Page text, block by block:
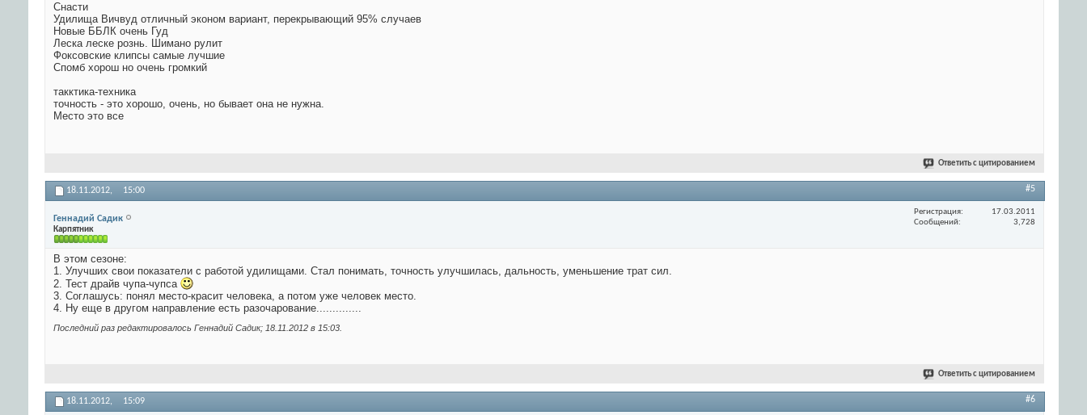
Снасти
Удилища Вичвуд отличный эконом вариант, перекрывающий 95% случаев
Новые ББЛК очень Гуд
Леска леске рознь. Шимано рулит
Фоксовские клипсы самые лучшие
Спомб хорош но очень громкий
такктика-техника
точность - это хорошо, очень, но бывает она не нужна.
Место это все
Ответить с цитированием
18.11.2012, 15:00 #5
Геннадий Садик
Карпятник
Регистрация
17.03.2011
Сообщений
3,728
В этом сезоне:
1. Улучших свои показатели с работой удилищами. Стал понимать, точность улучшилась, дальность, уменьшение трат сил.
2. Тест драйв чупа-чупса
3. Соглашусь: понял место-красит человека, а потом уже человек место.
4. Ну еще в другом направление есть разочарование..............
Последний раз редактировалось Геннадий Садик; 18.11.2012 в 15:03
Ответить с цитированием
18.11.2012, 15:09 #6